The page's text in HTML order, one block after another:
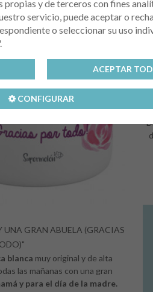
UNA GRAN ABUELA (GRACIAS
blanca muy original y de alta
las mañanas con una gran
y para el día de la madre.
y de terceros con fines
servicio, puede aceptar o
o seleccionar su uso
ACEPTAR
CONFIGURAR